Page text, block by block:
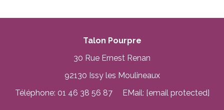
Talon Pourpre
30 Rue Ernest Renan
92130 Issy les Moulineaux
Téléphone: 01 46 38 56 87 EMail: [email protected]